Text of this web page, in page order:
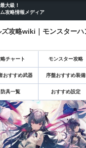
大級！
攻略情報メディア
攻略wiki｜モンスターハ
チャート モンスター攻略
おすすめ武器 序盤おすすめ装備
防具一覧 おすすめ設定